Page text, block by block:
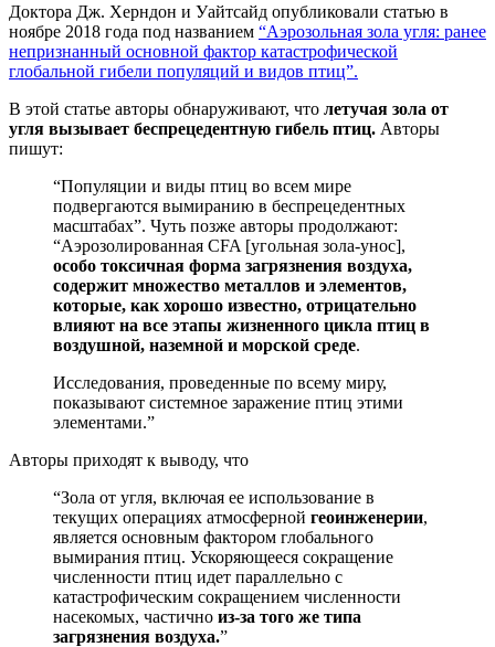
Доктора Дж. Херндон и Уайтсайд опубликовали статью в
ноябре 2018 года под названием “Аэрозольная зола угля: ранее
непризнанный основной фактор катастрофической
глобальной гибели популяций и видов птиц”.
В этой статье авторы обнаруживают, что летучая зола от
угля вызывает беспрецедентную гибель птиц. Авторы
пишут:
“Популяции и виды птиц во всем мире
подвергаются вымиранию в беспрецедентных
масштабах”. Чуть позже авторы продолжают:
“Аэрозолированная CFA [угольная зола-унос],
особо токсичная форма загрязнения воздуха,
содержит множество металлов и элементов,
которые, как хорошо известно, отрицательно
влияют на все этапы жизненного цикла птиц в
воздушной, наземной и морской среде.
Исследования, проведенные по всему миру,
показывают системное заражение птиц этими
элементами.”
Авторы приходят к выводу, что
“Зола от угля, включая ее использование в
текущих операциях атмосферной геоинженерии,
является основным фактором глобального
вымирания птиц. Ускоряющееся сокращение
численности птиц идет параллельно с
катастрофическим сокращением численности
насекомых, частично из-за того же типа
загрязнения воздуха.”